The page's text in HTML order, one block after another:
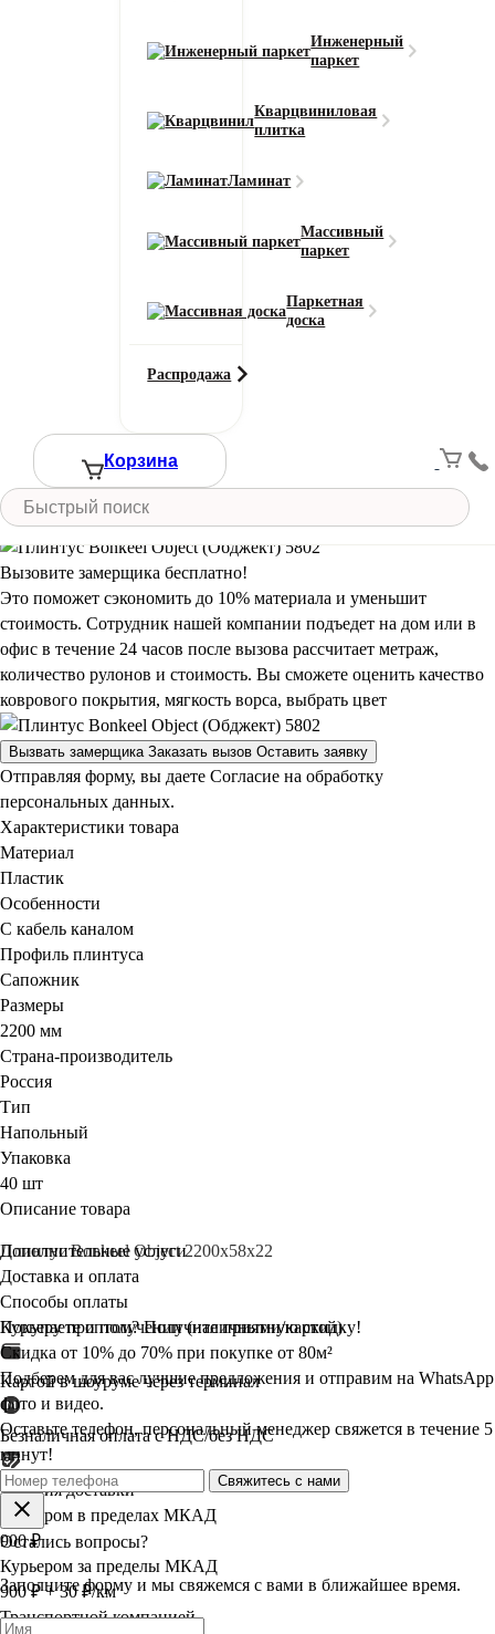
Инженерный
паркет
Кварцвиниловая
плитка
Ламинат
Массивный
паркет
Паркетная
доска
Распродажа
Корзина
Сопутствующие товары
Или укажите нужное количество в м2
₽
Итого:
Итого к оплате:
106 ₽
Добавить в корзину
Вызовите замерщика бесплатно!
Это поможет сэкономить до 10% материала и уменьшит
стоимость. Сотрудник нашей компании подъедет на дом или в
офис в течение 24 часов после вызова рассчитает метраж,
количество рулонов и стоимость. Вы сможете оценить качество
коврового покрытия, мягкость ворса, выбрать цвет
Вызвать замерщика Заказать вызов Оставить заявку
Отправляя форму, вы даете Согласие на обработку
персональных данных.
Характеристики товара
Материал
Пластик
Особенности
С кабель каналом
Профиль плинтуса
Сапожник
Размеры
2200 мм
Страна-производитель
Россия
Тип
Напольный
Упаковка
40 шт
Описание товара
Плинтус Bonkeel Object 2200x58x22
Дополнительные услуги
Доставка и оплата
Способы оплаты
Курьеру при получении (наличными/картой)
Картой в шоуруме через терминал
Безналичная оплата с НДС/без НДС
Условия доставки
Курьером в пределах МКАД
900 ₽
Курьером за пределы МКАД
900 ₽ + 30 ₽/км
Транспортной компанией
Покупаете оптом? Получитеприятнуюскидку!
Скидка от 10% до 70% при покупке от 80м²
Подберем для вас лучшие предложения и отправим на WhatsApp
фото и видео.
Оставьте телефон, персональный менеджер свяжется в течение 5
минут!
Свяжитесь с нами
Остались вопросы?
Заполните форму и мы свяжемся с вами в ближайшее время.